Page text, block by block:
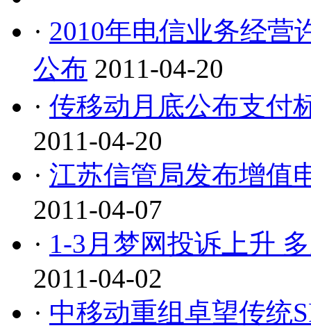
· 2010年电信业务经营
公布 2011-04-20
· 传移动月底公布支付
2011-04-20
· 江苏信管局发布增值
2011-04-07
· 1-3月梦网投诉上升
2011-04-02
· 中移动重组卓望传统